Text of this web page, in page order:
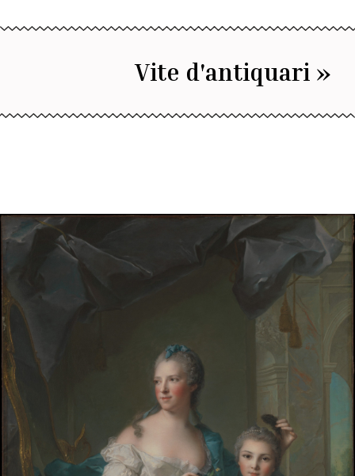
Vite d'antiquari »